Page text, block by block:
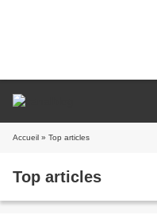
Accueil » Top articles
Top articles